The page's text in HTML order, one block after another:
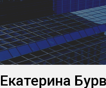
Екатерина